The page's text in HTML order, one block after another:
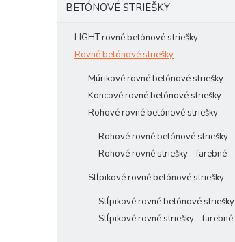
BETÓNOVÉ STRIEŠKY
LIGHT rovné betónové striešky
Rovné betónové striešky
Múrikové rovné betónové striešky
Koncové rovné betónové striešky
Rohové rovné betónové striešky
Rohové rovné betónové striešky
Rohové rovné striešky - farebné
Stĺpikové rovné betónové striešky
Stĺpikové rovné betónové striešky
Stĺpikové rovné striešky - farebné